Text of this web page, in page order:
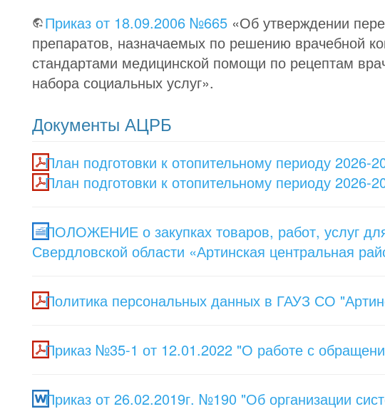
Приказ от 18.09.2006 №665 «Об утверждении
препаратов, назначаемых по решению врачебной
стандартами медицинской помощи по рецептам
набора социальных услуг».
Документы АЦРБ
План подготовки к отопительному периоду 2026-
План подготовки к отопительному периоду 2026-
ПОЛОЖЕНИЕ о закупках товаров, работ, услуг
Свердловской области «Артинская центральная
Политика персональных данных в ГАУЗ СО
Приказ №35-1 от 12.01.2022 "О работе с
Приказ от 26.02.2019г. №190 "Об организации